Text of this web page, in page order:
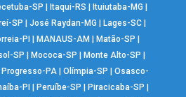
SP | Itaqui-RS | Ituiutaba-MG |
SP | José Raydan-MG | Lages-SC|
PI | MANAUS-AM | Matão-SP |
SP |Mococa-SP |Monte Alto-SP |
Progresso-PA |Olímpia-SP |Osasco-
PI |Peruíbe-SP |Piracicaba-SP |